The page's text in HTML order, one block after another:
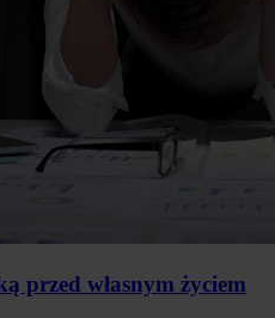
przed własnym życiem